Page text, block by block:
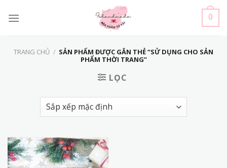
0
TRANG CHỦ / SẢN PHẨM ĐƯỢC GẮN THẺ “SỬ DỤNG CHO SẢN
PHẨM THỜI TRANG”
LỌC